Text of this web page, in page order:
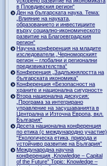
в Пловдивския регион“
Ден на българската наука. Тема:
„Влияние на науката,
образованието и инвестициите
върху социално-икономическото
развитие на Благоевградския
регион“
Научна конференция на младите
изследователи „Черноморският
регион – глобални и регионални
предизвикателства“
Конференция „Задлъжнялостта на
българската икономика”
Конференция «Безопасност на
храните и национална сигурност»
Втора национална дискусия:
„Програма за интегрирано
управление на засушаванията в
Централна и Източна Европа, вкл.
България”
Десета национална конференция
по етика (с международно участие)
“Екологическа етика, природа и
устойчиво развитие на България”
Международна научна
конференция „Knowledge – Capital
of the Future” Topic: Knowledge –